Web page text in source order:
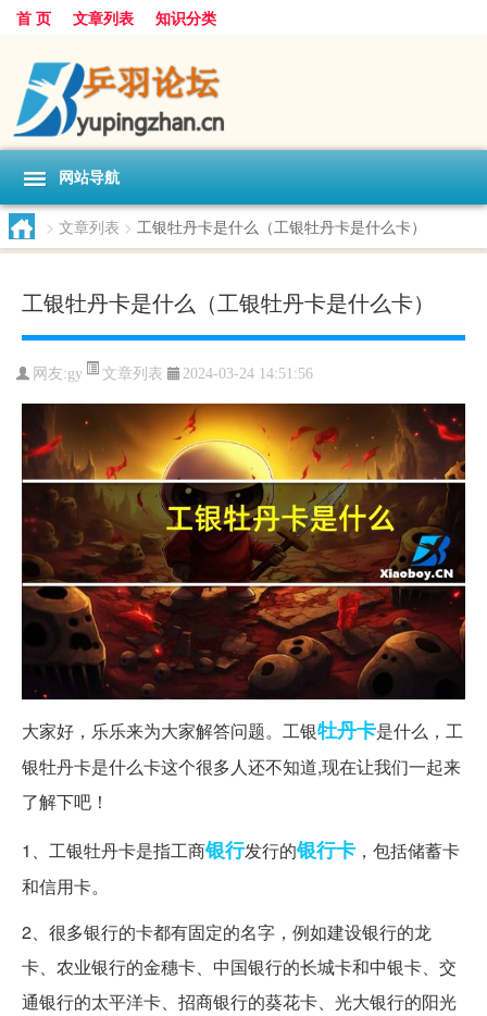
首 页 文章列表 知识分类
网站导航
> 文章列表 > 工银牡丹卡是什么（工银牡丹卡是什么卡）
工银牡丹卡是什么（工银牡丹卡是什么卡）
网友:gy 文章列表 2024-03-24 14:51:56
大家好，乐乐来为大家解答问题。工银牡丹卡是什么，工
银牡丹卡是什么卡这个很多人还不知道,现在让我们一起来
了解下吧！
1、工银牡丹卡是指工商银行发行的银行卡 ，包括储蓄卡
和信用卡。
2、很多银行的卡都有固定的名字，例如建设银行的龙
卡、农业银行的金穗卡、中国银行的长城卡和中银卡、交
通银行的太平洋卡、招商银行的葵花卡、光大银行的阳光